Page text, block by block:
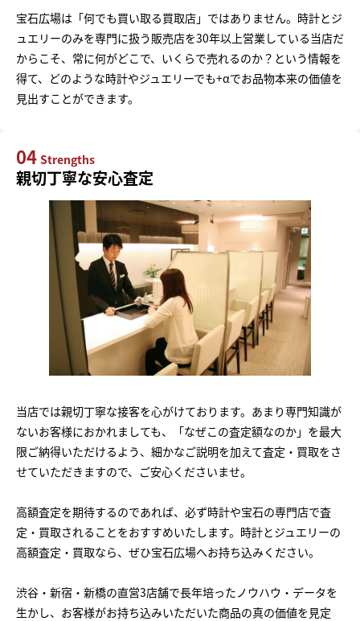
宝石広場は「何でも買い取る買取店」ではありません。時計とジ
ュエリーのみを専門に扱う販売店を30年以上営業している当店だ
からこそ、常に何がどこで、いくらで売れるのか？という情報を
得て、どのような時計やジュエリーでも+αでお品物本来の価値を
見出すことができます。
04 Strengths
親切丁寧な安心査定
当店では親切丁寧な接客を心がけております。あまり専門知識が
ないお客様におかれましても、「なぜこの査定額なのか」を最大
限ご納得いただけるよう、細かなご説明を加えて査定・買取をさ
せていただきますので、ご安心くださいませ。
高額査定を期待するのであれば、必ず時計や宝石の専門店で査
定・買取されることをおすすめいたします。時計とジュエリーの
高額査定・買取なら、ぜひ宝石広場へお持ち込みください。
渋谷・新宿・新橋の直営3店舗で長年培ったノウハウ・データを
生かし、お客様がお持ち込みいただいた商品の真の価値を見定